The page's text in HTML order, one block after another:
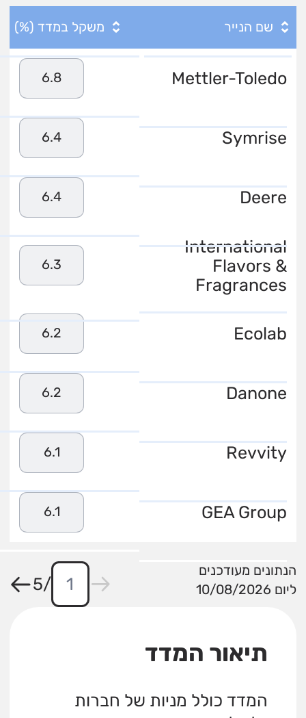
שם הנייר משקל במדד (%)
Mettler-Toledo
6.8
Symrise
6.4
Deere
6.4
International
Flavors &
Fragrances
6.3
Ecolab
6.2
Danone
6.2
Revvity
6.1
GEA Group
6.1
הנתונים מעודכנים
ליום 10/08/2026
/
5
תיאור המדד
המדד כולל מניות של חברות